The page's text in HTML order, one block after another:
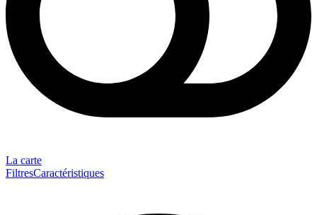
La carte
FiltresCaractéristiques